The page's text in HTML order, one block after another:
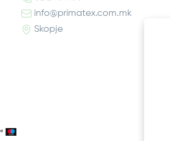
info@primatex.com.mk
Skopje